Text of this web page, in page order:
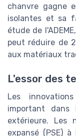
chanvre gagne
isolantes et sa
étude de
peut réduire de
aux matériaux
L'essor des
Les
important dans
extérieure. Les
expansé (PSE)